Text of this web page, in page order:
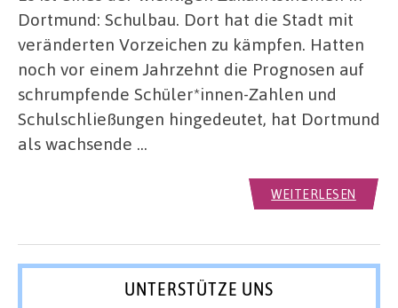
Dortmund: Schulbau. Dort hat die Stadt mit
veränderten Vorzeichen zu kämpfen. Hatten
noch vor einem Jahrzehnt die Prognosen auf
schrumpfende Schüler*innen-Zahlen und
Schulschließungen hingedeutet, hat Dortmund
als wachsende …
WEITERLESEN
UNTERSTÜTZE UNS